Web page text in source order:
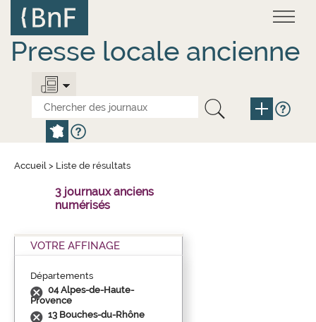
contenu
principal
Presse locale ancienne
Accueil > Liste de résultats
3 journaux anciens
numérisés
VOTRE AFFINAGE
Départements
04 Alpes-de-Haute-
Provence
13 Bouches-du-Rhône
Panneau de gestion des cookies